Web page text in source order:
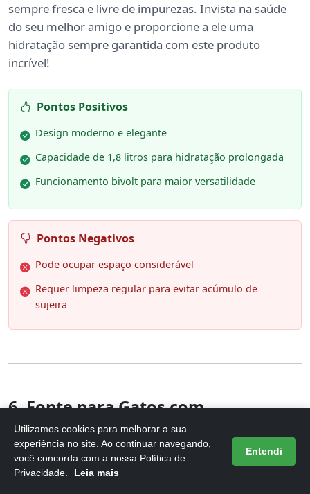
sempre fresca e livre de impurezas. Invista na saúde
do seu melhor amigo e proporcione a ele uma
hidratação sempre garantida com este produto
incrível!
Pontos Positivos
Design moderno e elegante
Capacidade de 1,8 litros para hidratação prolongada
Funcionamento bivolt para maior versatilidade
Pontos Negativos
Pode ocupar espaço considerável
Requer limpeza regular para evitar acúmulo de
sujeira
6. Fonte para Gatos com
Filtro,Dispensador de água para
cães Inox 304,Beb
Utilizamos cookies para melhorar a sua
experiência no site. Ao continuar navegando,
você concorda com a nossa Política de
Privacidade.
Leia mais
Entendi